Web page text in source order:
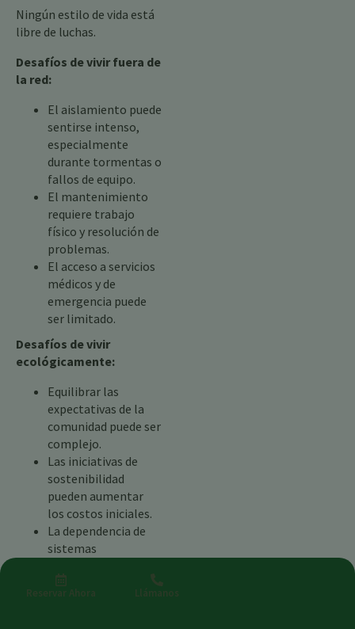
Ningún estilo de vida está
libre de luchas.
Desafíos de vivir fuera de
la red:
El aislamiento puede
sentirse intenso,
especialmente
durante tormentas o
fallos de equipo.
El mantenimiento
requiere trabajo
físico y resolución de
problemas.
El acceso a servicios
médicos y de
emergencia puede
ser limitado.
Desafíos de vivir
ecológicamente:
Equilibrar las
expectativas de la
comunidad puede ser
complejo.
Las iniciativas de
sostenibilidad
pueden aumentar
los costos iniciales.
La dependencia de
sistemas
reducir el control
personal.
Reservar Ahora Llámanos